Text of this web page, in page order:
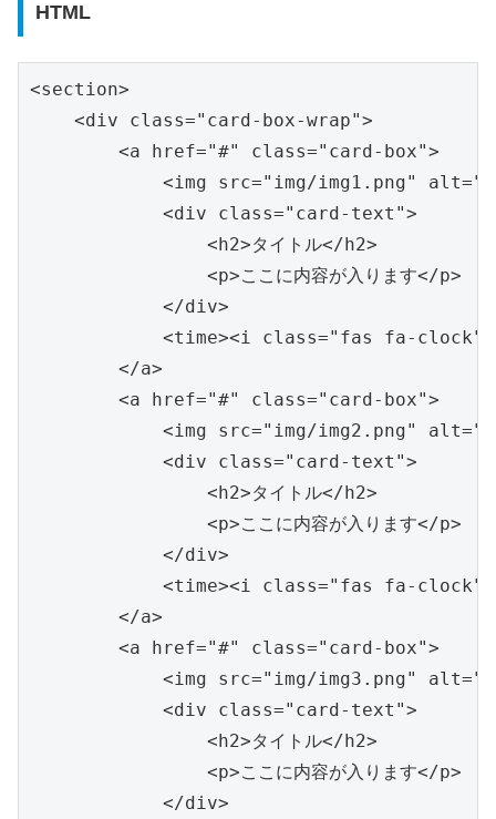
HTML
<section>
    <div class="card-box-wrap">
        <a href="#" class="card-box">
<img src="img/img1.png"
            <div class="card-text">
                <h2>タイトル</h2>
                <p>ここに内容が入ります</p>
            </div>
<time><i class="fas fa-
        </a>
        <a href="#" class="card-box">
<img src="img/img2.png"
            <div class="card-text">
                <h2>タイトル</h2>
                <p>ここに内容が入ります</p>
            </div>
<time><i class="fas fa-
        </a>
        <a href="#" class="card-box">
<img src="img/img3.png"
            <div class="card-text">
                <h2>タイトル</h2>
                <p>ここに内容が入ります</p>
            </div>